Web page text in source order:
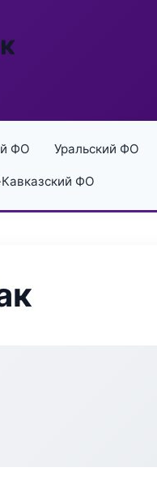
ФО Уральский ФО
ФО